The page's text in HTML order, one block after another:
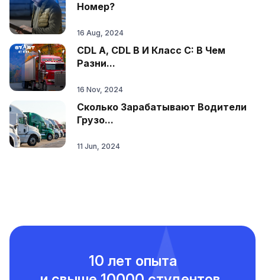
Номер?
16 Aug, 2024
CDL A, CDL B И Класс C: В Чем
Разни...
16 Nov, 2024
Сколько Зарабатывают Водители
Грузо...
11 Jun, 2024
10 лет опыта